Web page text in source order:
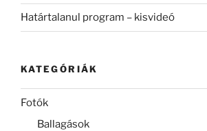
Határtalanul program – kisvideó
KATEGÓRIÁK
Fotók
Ballagások